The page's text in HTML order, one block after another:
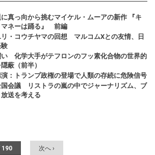
真っ向から挑むマイケル・ムーアの新作 『キ
マネーは踊る』 前編
・コウチヤマの回想 マルコムXとの友情、日
化学大手がテフロンのフッ素化合物の世界的
蔽（前半）
：トランプ政権の登場で人類の存続に危険信号
国会議 リストラの嵐の中でジャーナリズム、ブ
送を考える
190 次へ ›